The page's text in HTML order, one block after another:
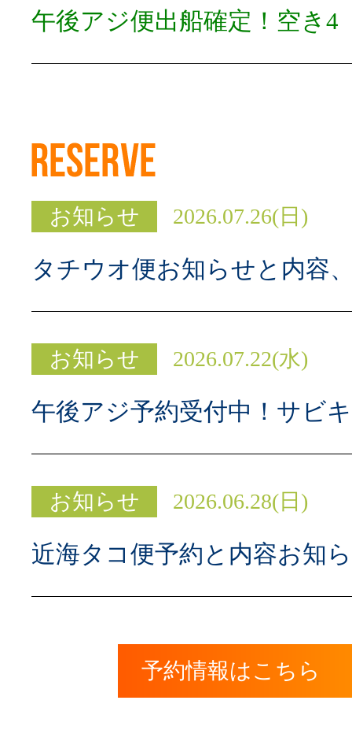
午後アジ便出船確定！空き4
お知らせ 2026.07.26(日)
タチウオ便お知らせと内容
お知らせ 2026.07.22(水)
午後アジ予約受付中！サビ
お知らせ 2026.06.28(日)
近海タコ便予約と内容お知
予約情報はこちら